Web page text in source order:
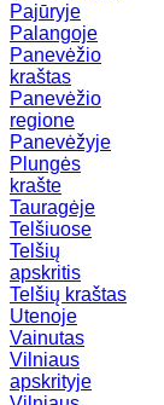
Pajūryje
Palangoje
Panevėžio
kraštas
Panevėžio
regione
Panevėžyje
Plungės
krašte
Tauragėje
Telšiuose
Telšių
apskritis
Telšių kraštas
Utenoje
Vainutas
Vilniaus
apskrityje